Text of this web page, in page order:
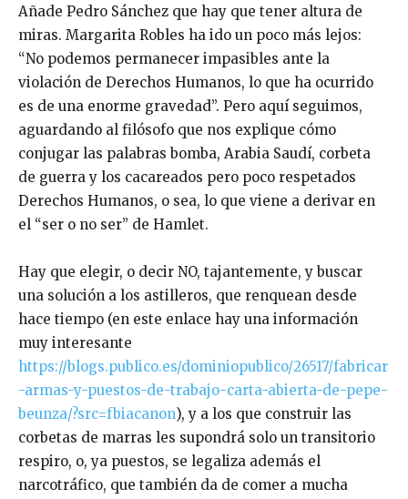
Añade Pedro Sánchez que hay que tener altura de
miras. Margarita Robles ha ido un poco más lejos:
“No podemos permanecer impasibles ante la
violación de Derechos Humanos, lo que ha ocurrido
es de una enorme gravedad”. Pero aquí seguimos,
aguardando al filósofo que nos explique cómo
conjugar las palabras bomba, Arabia Saudí, corbeta
de guerra y los cacareados pero poco respetados
Derechos Humanos, o sea, lo que viene a derivar en
el “ser o no ser” de Hamlet.
Hay que elegir, o decir NO, tajantemente, y buscar
una solución a los astilleros, que renquean desde
hace tiempo (en este enlace hay una información
muy interesante
https://blogs.publico.es/dominiopublico/26517/fabricar
-armas-y-puestos-de-trabajo-carta-abierta-de-pepe-
beunza/?src=fbiacanon), y a los que construir las
corbetas de marras les supondrá solo un transitorio
respiro, o, ya puestos, se legaliza además el
narcotráfico, que también da de comer a mucha